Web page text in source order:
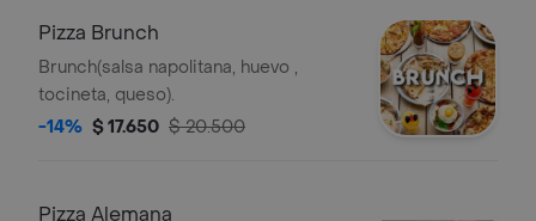
Pizza Brunch
Brunch(salsa napolitana, huevo ,
tocineta, queso).
-14% $ 17.650 $ 20.500
Pizza Alemana